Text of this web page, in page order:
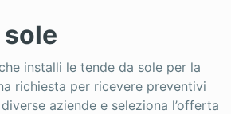
sole
installi le tende da sole per la
richiesta per ricevere preventivi
aziende e seleziona l’offerta